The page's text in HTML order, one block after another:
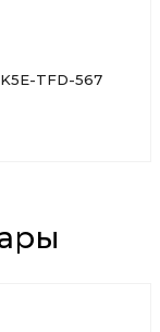
TFD-567